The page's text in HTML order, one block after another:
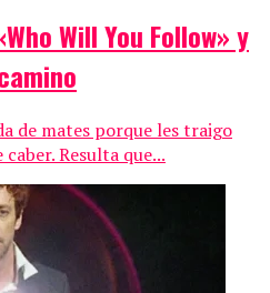
Will You Follow» y
de mates porque les traigo
Resulta que...